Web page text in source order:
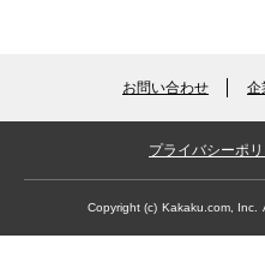
お問い合わせ 企
プライバシーポ
Copyright (c) Kakaku.com, Inc.